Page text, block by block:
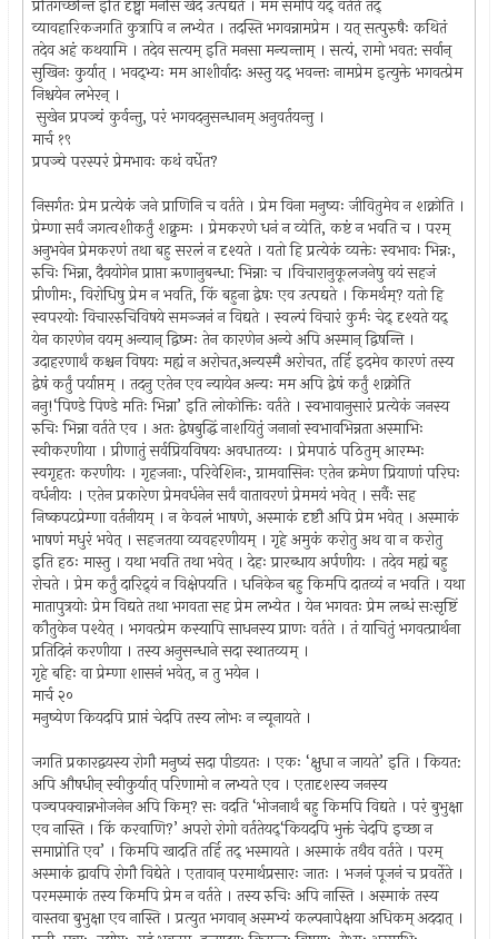
प्रतिगच्छन्ति इति दृष्ट्वा मनसि खेद उत्पद्यते । मम समीपे यद् वर्तते तद्
व्यावहारिकजगति कुत्रापि न लभ्येत । तदस्ति भगवन्नामप्रेम । यत् सत्पुरुषैः कथितं
तदेव अहं कथयामि । तदेव सत्यम् इति मनसा मन्यन्ताम् । सत्यं, रामो भवत: सर्वान्
सुखिनः कुर्यात् । भवद्भ्यः मम आशीर्वादः अस्तु यद् भवन्तः नामप्रेम इत्युक्ते भगवत्प्रेम
निश्चयेन लभेरन् ।
सुखेन प्रपञ्चं कुर्वन्तु, परं भगवदनुसन्धानम् अनुवर्तयन्तु ।
मार्च १९
प्रपञ्चे परस्परं प्रेमभावः कथं वर्धेत?
निसर्गतः प्रेम प्रत्येकं जने प्राणिनि च वर्तते । प्रेम विना मनुष्यः जीवितुमेव न शक्नोति ।
प्रेम्णा सर्वं जगत्वशीकर्तुं शक्नुमः । प्रेमकरणे धनं न व्येति, कष्टं न भवति च । परम्
अनुभवेन प्रेमकरणं तथा बहु सरलं न दृश्यते । यतो हि प्रत्येकं व्यक्तेः स्वभावः भिन्नः,
रुचिः भिन्ना, दैवयोगेन प्राप्ता ऋणानुबन्धा: भिन्नाः च ।विचारानुकूलजनेषु वयं सहजं
प्रीणीमः, विरोधिषु प्रेम न भवति, किं बहुना द्वेषः एव उत्पद्यते । किमर्थम्? यतो हि
स्वपरयोः विचाररुचिविषये समञ्जनं न विद्यते । स्वल्पं विचारं कुर्मः चेद् दृश्यते यद्
येन कारणेन वयम् अन्यान् द्विष्मः तेन कारणेन अन्ये अपि अस्मान् द्विषन्ति ।
उदाहरणार्थं कश्चन विषयः मह्यं न अरोचत,अन्यस्मै अरोचत, तर्हि इदमेव कारणं तस्य
द्वेषं कर्तुं पर्याप्तम् । तदनु एतेन एव न्यायेन अन्यः मम अपि द्वेषं कर्तुं शक्नोति
ननु!‘पिण्डे पिण्डे मतिः भिन्ना’ इति लोकोक्तिः वर्तते । स्वभावानुसारं प्रत्येकं जनस्य
रुचिः भिन्ना वर्तते एव । अतः द्वेषबुद्धिं नाशयितुं जनानां स्वभावभिन्नता अस्माभिः
स्वीकरणीया । प्रीणातुं सर्वप्रियविषयः अवधातव्यः । प्रेमपाठं पठितुम् आरम्भः
स्वगृहतः करणीयः । गृहजनाः, परिवेशिनः, ग्रामवासिनः एतेन क्रमेण प्रियाणां परिघः
वर्धनीयः । एतेन प्रकारेण प्रेमवर्धनेन सर्वं वातावरणं प्रेममयं भवेत् । सर्वैः सह
निष्कपटप्रेम्णा वर्तनीयम् । न केवलं भाषणे, अस्माकं दृष्टौ अपि प्रेम भवेत् । अस्माकं
भाषणं मधुरं भवेत् । सहजतया व्यवहरणीयम् । गृहे अमुकं करोतु अथ वा न करोतु
इति हठः मास्तु । यथा भवति तथा भवेत् । देहः प्रारब्धाय अर्पणीयः । तदेव मह्यं बहु
रोचते । प्रेम कर्तुं दारिद्र्यं न विक्षेपयति । धनिकेन बहु किमपि दातव्यं न भवति । यथा
मातापुत्रयोः प्रेम विद्यते तथा भगवता सह प्रेम लभ्येत । येन भगवतः प्रेम लब्धं सःसृष्टिं
कौतुकेन पश्येत् । भगवत्प्रेम कस्यापि साधनस्य प्राणः वर्तते । तं याचितुं भगवत्प्रार्थना
प्रतिदिनं करणीया । तस्य अनुसन्धाने सदा स्थातव्यम् ।
गृहे बहिः वा प्रेम्णा शासनं भवेत्, न तु भयेन ।
मार्च २०
मनुष्येण कियदपि प्राप्तं चेदपि तस्य लोभः न न्यूनायते ।
जगति प्रकारद्वयस्य रोगौ मनुष्यं सदा पीडयतः । एकः ‘क्षुधा न जायते’ इति । कियत:
अपि औषधीन् स्वीकुर्यात् परिणामो न लभ्यते एव । एतादृशस्य जनस्य
पञ्चपक्वान्नभोजनेन अपि किम्? सः वदति ‘भोजनार्थं बहु किमपि विद्यते । परं बुभुक्षा
एव नास्ति । किं करवाणि?’ अपरो रोगो वर्ततेयद्‘कियदपि भुक्तं चेदपि इच्छा न
समाप्नोति एव’ । किमपि खादति तर्हि तद् भस्मायते । अस्माकं तथैव वर्तते । परम्
अस्माकं द्वावपि रोगौ विद्येते । एतावान् परमार्थप्रसारः जातः । भजनं पूजनं च प्रवर्तेते ।
परमस्माकं तस्य किमपि प्रेम न वर्तते । तस्य रुचिः अपि नास्ति । अस्माकं तस्य
वास्तवा बुभुक्षा एव नास्ति । प्रत्युत भगवान् अस्मभ्यं कल्पनापेक्षया अधिकम् अददात् ।